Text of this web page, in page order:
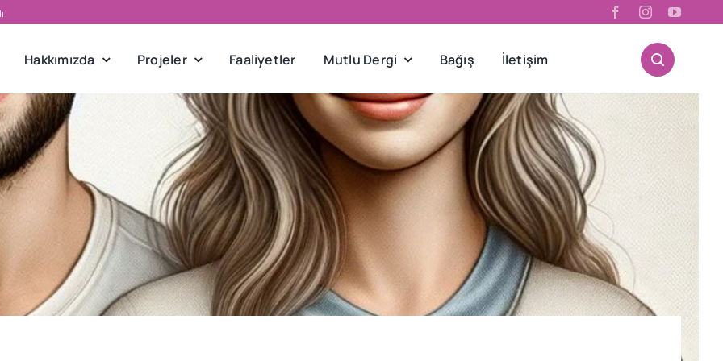
Hakkımızda Projeler Faaliyetler Mutlu Dergi Bağış İletişim